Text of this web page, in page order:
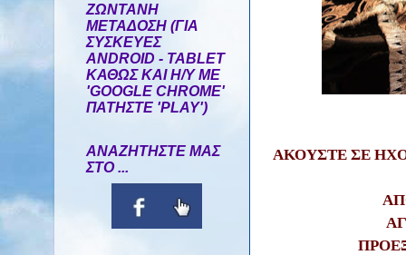
ΑΚΟΥΣΤΕ ΣΕ
ΖΩΝΤΑΝΗ
ΜΕΤΑΔΟΣΗ (ΓΙΑ
ΣΥΣΚΕΥΕΣ
ANDROID - TABLET
ΚΑΘΩΣ ΚΑΙ Η/Υ ΜΕ
'GOOGLE CHROME'
ΠΑΤΗΣΤΕ 'PLAY')
ΑΝΑΖΗΤΗΣΤΕ ΜΑΣ
ΣΤΟ ...